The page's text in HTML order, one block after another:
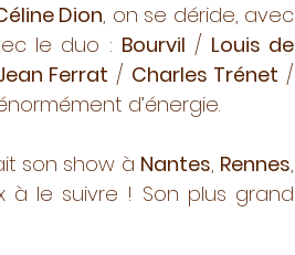
Dion, on se déride, avec
le duo : Bourvil / Louis de
Ferrat / Charles Trénet /
d’énergie.
son show à Nantes, Rennes,
le suivre ! Son plus grand